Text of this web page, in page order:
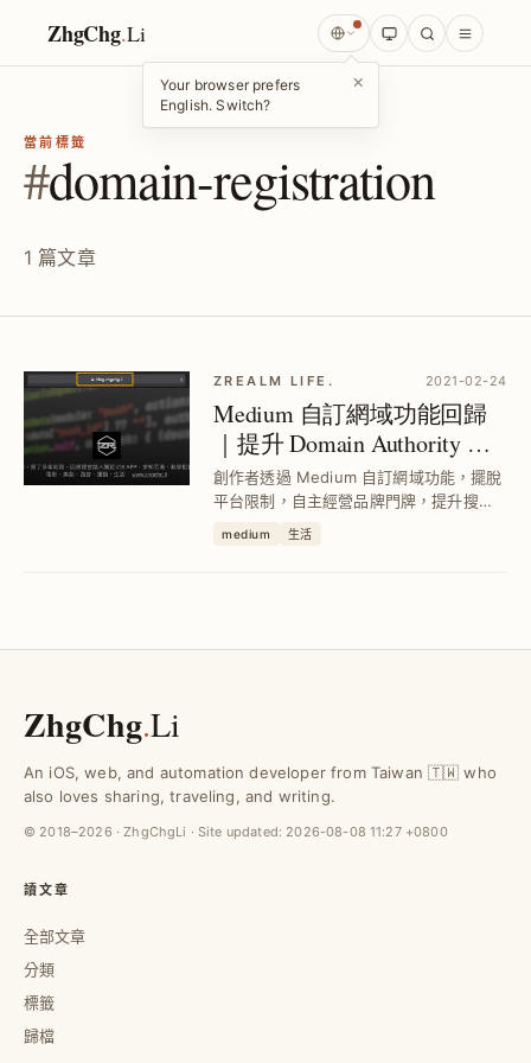
ZhgChg.Li
Your browser prefers
English. Switch?
×
當前標籤
#domain-registration
1 篇文章
ZREALM LIFE. 2021-02-24
Medium 自訂網域功能回歸
｜提升 Domain Authority 與
品牌形象設定教學
創作者透過 Medium 自訂網域功能，擺脫
平台限制，自主經營品牌門牌，提升搜尋
排名與流量權重，完整設定步驟與網域註
medium 生活
ZhgChg.Li
An iOS, web, and automation developer from Taiwan 🇹🇼 who
also loves sharing, traveling, and writing.
© 2018–2026 · ZhgChgLi · Site updated: 2026-08-08 11:27 +0800
讀文章
全部文章
分類
標籤
歸檔